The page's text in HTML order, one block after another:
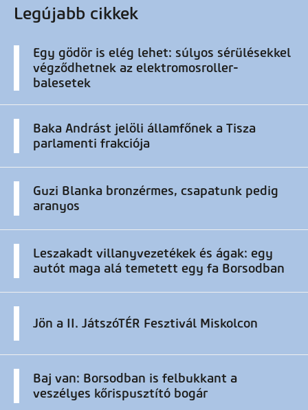
Legújabb cikkek
Egy gödör is elég lehet: súlyos sérülésekkel
végződhetnek az elektromosroller-
balesetek
Baka Andrást jelöli államfőnek a Tisza
parlamenti frakciója
Guzi Blanka bronzérmes, csapatunk pedig
aranyos
Leszakadt villanyvezetékek és ágak: egy
autót maga alá temetett egy fa Borsodban
Jön a II. JátszóTÉR Fesztivál Miskolcon
Baj van: Borsodban is felbukkant a
veszélyes kőrispusztító bogár